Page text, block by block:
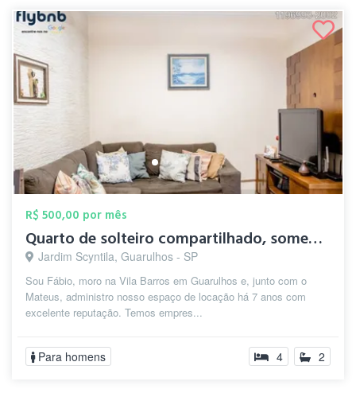
R$ 500,00 por mês
Quarto de solteiro compartilhado, soment...
Jardim Scyntila, Guarulhos - SP
Sou Fábio, moro na Vila Barros em Guarulhos e, junto com o
Mateus, administro nosso espaço de locação há 7 anos com
excelente reputação. Temos empres...
Para homens 4 2